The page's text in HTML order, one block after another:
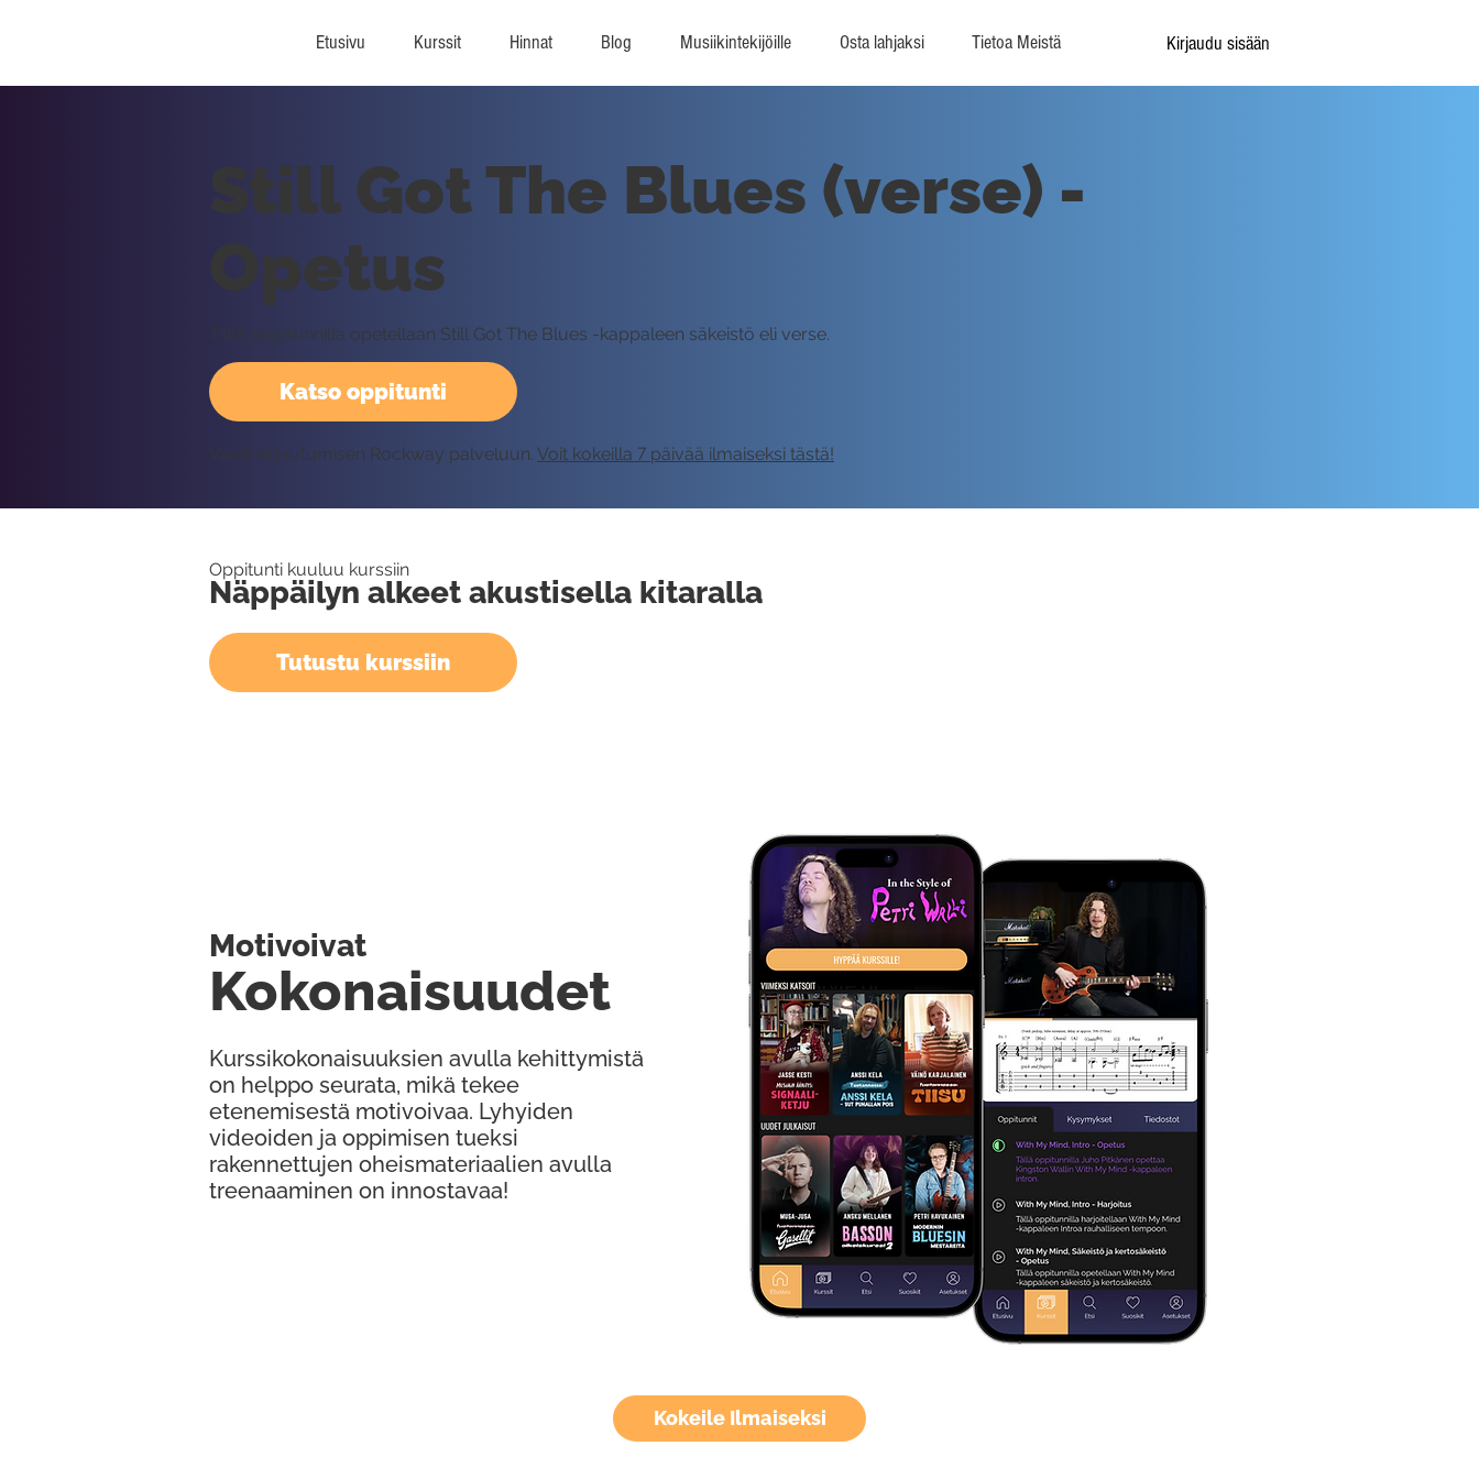
Etusivu Kurssit Hinnat Blog Musiikintekijöille Osta lahjaksi Tietoa Meistä Kirjaudu sisään
Kokeile Ilmaiseksi
Katso oppitunti
Still Got The Blues (verse) -
Opetus
Tällä oppitunnilla opetellaan Still Got The Blues -kappaleen säkeistö eli verse.
Vaatii kirjautumisen Rockway palveluun. Voit kokeilla 7 päivää ilmaiseksi tästä!
Oppitunti kuuluu kurssiin
Näppäilyn alkeet akustisella kitaralla
Tutustu kurssiin
Kurssikokonaisuuksien avulla kehittymistä
on helppo seurata, mikä tekee
etenemisestä motivoivaa. Lyhyiden
videoiden ja oppimisen tueksi
rakennettujen oheismateriaalien avulla
treenaaminen on innostavaa!
Kokonaisuudet
Motivoivat